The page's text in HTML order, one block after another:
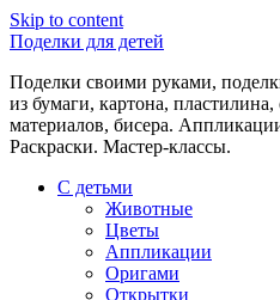
Skip to content
Поделки для детей
Поделки своими руками,
из бумаги, картона,
материалов, бисера.
Раскраски. Мастер-классы.
С детьми
Животные
Цветы
Аппликации
Оригами
Открытки